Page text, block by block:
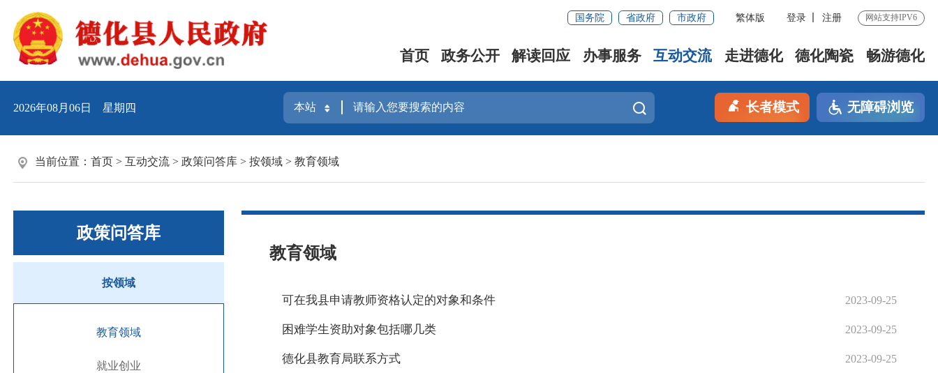
国务院 省政府 市政府 繁体版 登录 注册 网站支持IPV6
首页 政务公开 解读回应 办事服务 互动交流 走进德化 德化陶瓷 畅游德化
2026年08月06日 星期四 长者模式 无障碍浏览
当前位置： 首页 > 互动交流 > 政策问答库 > 按领域 > 教育领域
政策问答库
按领域
教育领域
就业创业
教育领域
2023-09-25
可在我县申请教师资格认定的对象和条件
2023-09-25
困难学生资助对象包括哪几类
2023-09-25
德化县教育局联系方式